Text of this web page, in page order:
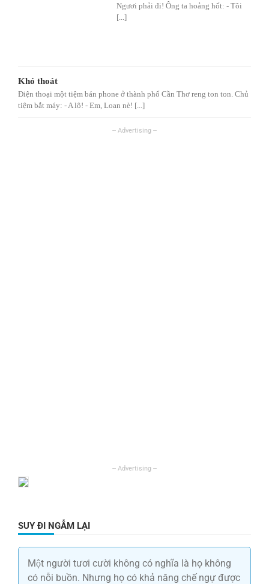
Ngươi phải đi! Ông ta hoảng hốt: - Tôi
[...]
Khó thoát
Điện thoại một tiệm bán phone ở thành phố Cần Thơ reng ton ton. Chủ
tiệm bắt máy: - A lô! - Em, Loan nè! [...]
SUY ĐI NGẪM LẠI
Một người tươi cười không có nghĩa là họ không
có nỗi buồn. Nhưng họ có khả năng chế ngự được